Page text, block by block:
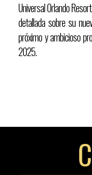
Universal Orlando
detallada sobre su
próximo y ambicioso
2025.